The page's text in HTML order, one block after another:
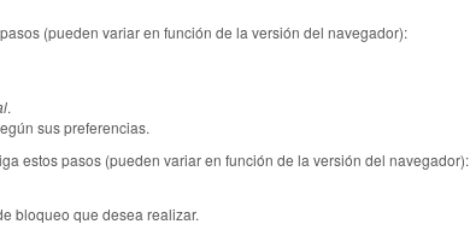
(pueden variar en función de la versión del navegador):
.
sus preferencias.
estos pasos (pueden variar en función de la versión del navegador):
bloqueo que desea realizar.